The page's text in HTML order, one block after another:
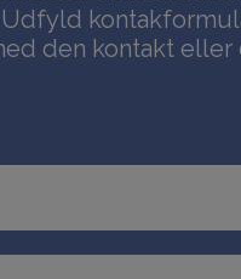
den kontakt